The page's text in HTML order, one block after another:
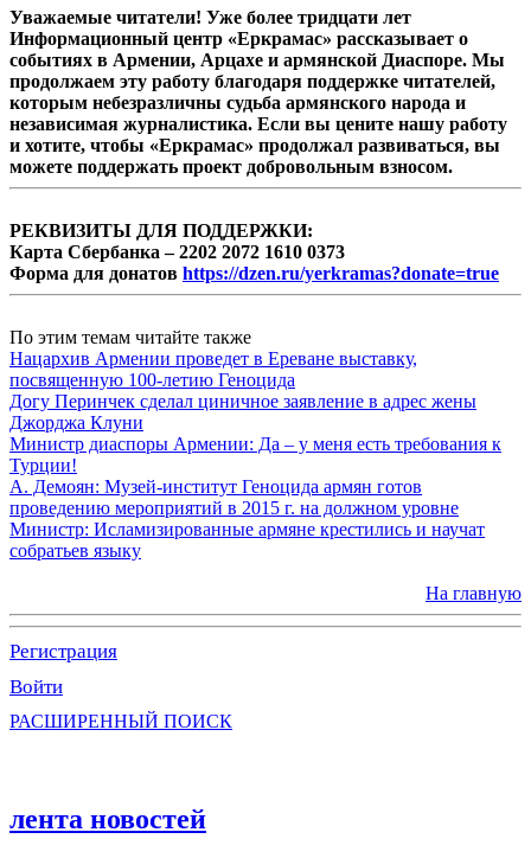
Уважаемые читатели! Уже более тридцати лет
Информационный центр «Еркрамас» рассказывает о
событиях в Армении, Арцахе и армянской Диаспоре. Мы
продолжаем эту работу благодаря поддержке читателей,
которым небезразличны судьба армянского народа и
независимая журналистика. Если вы цените нашу работу
и хотите, чтобы «Еркрамас» продолжал развиваться, вы
можете поддержать проект добровольным взносом.
РЕКВИЗИТЫ ДЛЯ ПОДДЕРЖКИ:
Карта Сбербанка – 2202 2072 1610 0373
Форма для донатов https://dzen.ru/yerkramas?donate=true
По этим темам читайте также
Нацархив Армении проведет в Ереване выставку,
посвященную 100-летию Геноцида
Догу Перинчек сделал циничное заявление в адрес жены
Джорджа Клуни
Министр диаспоры Армении: Да – у меня есть требования к
Турции!
А. Демоян: Музей-институт Геноцида армян готов
проведению мероприятий в 2015 г. на должном уровне
Министр: Исламизированные армяне крестились и научат
собратьев языку
На главную
Регистрация
Войти
РАСШИРЕННЫЙ ПОИСК
лента новостей